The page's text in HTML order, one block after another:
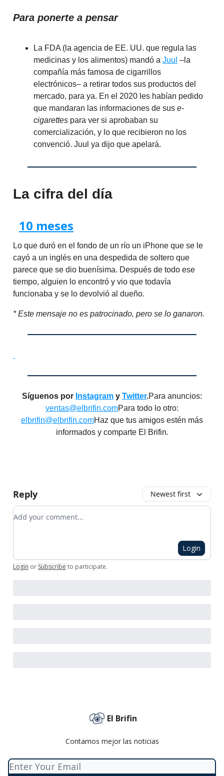
Para ponerte a pensar
La FDA (la agencia de EE. UU. que regula las
medicinas y los alimentos) mandó a Juul –la
compañía más famosa de cigarrillos
electrónicos– a retirar todos sus productos del
mercado, para ya. En el 2020 les habían pedido
que mandaran las informaciones de sus e-
cigarettes para ver si aprobaban su
comercialización, y lo que recibieron no los
convenció. Juul ya dijo que apelará.
La cifra del día
10 meses
Lo que duró en el fondo de un río un iPhone que se le
cayó a un inglés en una despedida de soltero que
parece que se dio buenísima. Después de todo ese
tiempo, alguien lo encontró y vio que todavía
funcionaba y se lo devolvió al dueño.
* Este mensaje no es patrocinado, pero se lo ganaron.
Síguenos por Instagram y Twitter.Para anuncios:
ventas@elbrifin.comPara todo lo otro:
elbrifin@elbrifin.comHaz que tus amigos estén más
informados y comparte El Brifin.
Reply Newest first
Add your comment
Login
Login or Subscribe to participate.
El Brifin
Contamos mejor las noticias